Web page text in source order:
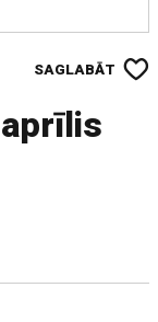
SAGLABĀT